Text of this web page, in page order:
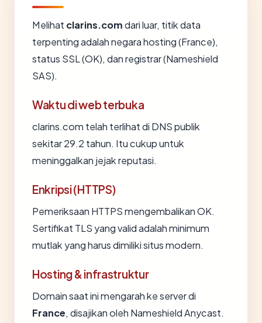
Melihat clarins.comdari luar, titik data
terpenting adalah negara hosting (France),
status SSL (OK), dan registrar (Nameshield
SAS).
Waktu di web terbuka
clarins.com telah terlihat di DNS publik
sekitar 29.2 tahun. Itu cukup untuk
meninggalkan jejak reputasi.
Enkripsi (HTTPS)
Pemeriksaan HTTPS mengembalikan OK.
Sertifikat TLS yang valid adalah minimum
mutlak yang harus dimiliki situs modern.
Hosting & infrastruktur
Domain saat ini mengarah ke server di
France, disajikan oleh Nameshield Anycast.